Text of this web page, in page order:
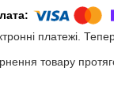
платежі.
товару